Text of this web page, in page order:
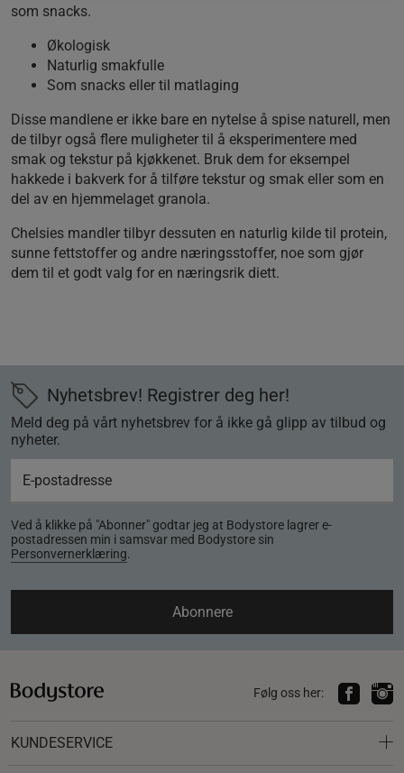
som snacks.
Økologisk
Naturlig smakfulle
Som snacks eller til matlaging
Disse mandlene er ikke bare en nytelse å spise naturell, men
de tilbyr også flere muligheter til å eksperimentere med
smak og tekstur på kjøkkenet. Bruk dem for eksempel
hakkede i bakverk for å tilføre tekstur og smak eller som en
del av en hjemmelaget granola.
Chelsies mandler tilbyr dessuten en naturlig kilde til protein,
sunne fettstoffer og andre næringsstoffer, noe som gjør
dem til et godt valg for en næringsrik diett.
Nyhetsbrev! Registrer deg her!
Meld deg på vårt nyhetsbrev for å ikke gå glipp av tilbud og
nyheter.
Ved å klikke på "Abonner" godtar jeg at Bodystore lagrer e-
postadressen min i samsvar med Bodystore sin
Personvernerklæring.
Abonnere
Følg oss her:
KUNDESERVICE